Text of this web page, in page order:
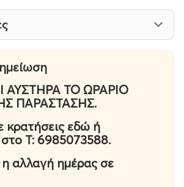
το γιατί,
φαντάζουν σφαίρες.
στον ουρανό συνετρίβει.
κοίτεται σε λιοπύρι.
βρίσκει.
βάθη αισθήσεων.
ΑΥΣΤΗΡΑ ΤΟ ΩΡΑΡΙΟ
ΠΑΡΑΣΤΑΣΗΣ.
κρατήσεις εδώ ή
Τ: 6985073588.
η αλλαγή ημέρας σε